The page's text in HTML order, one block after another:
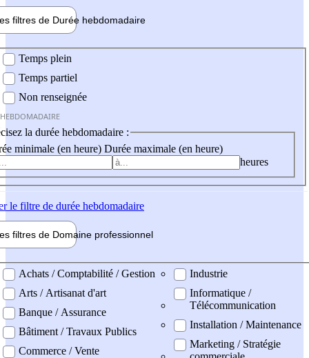
filtres de Durée hebdomadaire
Temps plein
Temps partiel
Non renseignée
la durée hebdomadaire :
minimale (en heure) Durée maximale (en heure)
heures
le filtre de durée hebdomadaire
filtres de Domaine professionnel
professionel
Achats / Comptabilité / Gestion
Arts / Artisanat d'art
Banque / Assurance
Bâtiment / Travaux Publics
Commerce / Vente
Industrie
Informatique /
Télécommunication
Installation / Maintenance
Marketing / Stratégie